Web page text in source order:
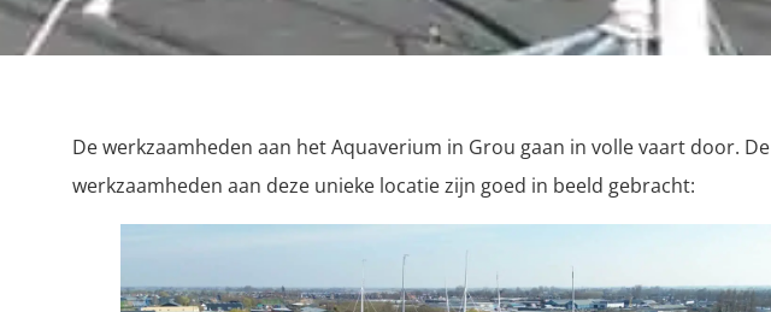
De werkzaamheden aan het Aquaverium in Grou gaan in volle vaart door. De
werkzaamheden aan deze unieke locatie zijn goed in beeld gebracht: